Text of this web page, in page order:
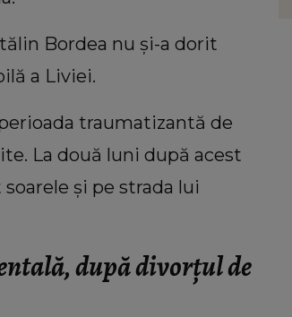
Bordea nu și-a dorit
a Liviei.
traumatizantă de
La două luni după acest
și pe strada lui
după divorțul de
mai înțeles și că nu are sens.”